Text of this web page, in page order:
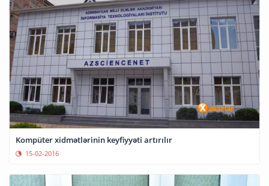
Kompüter xidmətlərinin keyfiyyəti artırılır
15-02-2016